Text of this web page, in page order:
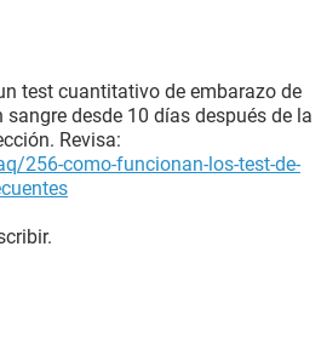
test cuantitativo de embarazo de
sangre desde 10 días después de la
Revisa:
256-como-funcionan-los-test-de-